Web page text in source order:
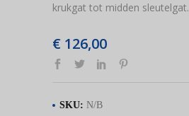
krukgat tot midden sleutelgat.
€ 126,00
SKU: N/B